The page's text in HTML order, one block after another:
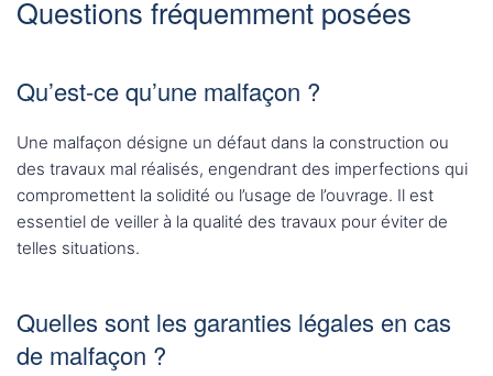
Questions fréquemment posées
Qu’est-ce qu’une malfaçon ?
Une malfaçon désigne un défaut dans la construction ou
des travaux mal réalisés, engendrant des imperfections qui
compromettent la solidité ou l’usage de l’ouvrage. Il est
essentiel de veiller à la qualité des travaux pour éviter de
telles situations.
Quelles sont les garanties légales en cas
de malfaçon ?